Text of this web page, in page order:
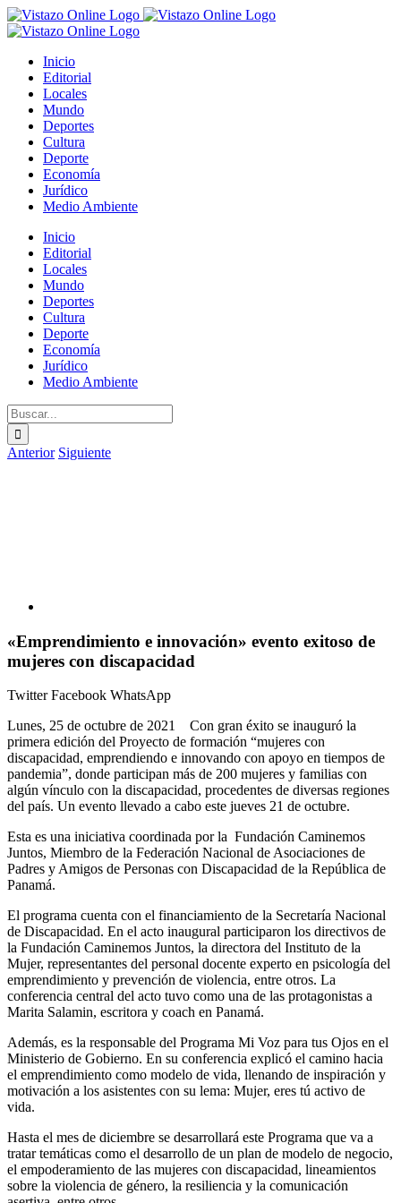
Saltar
al
Inicio
Editorial
Locales
Mundo
Deportes
Cultura
Deporte
Economía
Jurídico
Medio Ambiente
Inicio
Editorial
Locales
Mundo
Deportes
Cultura
Deporte
Economía
Jurídico
Medio Ambiente
Buscar:
Anterior Siguiente
«Emprendimiento e innovación» evento exitoso de
mujeres con discapacidad
TwitterFacebook WhatsApp
Lunes, 25 de octubre de 2021 Con gran éxito se inauguró la
primera edición del Proyecto de formación “mujeres con
discapacidad, emprendiendo e innovando con apoyo en tiempos de
pandemia”, donde participan más de 200 mujeres y familias con
algún vínculo con la discapacidad, procedentes de diversas regiones
del país. Un evento llevado a cabo este jueves 21 de octubre.
Esta es una iniciativa coordinada por la Fundación Caminemos
Juntos, Miembro de la Federación Nacional de Asociaciones de
Padres y Amigos de Personas con Discapacidad de la República de
Panamá.
El programa cuenta con el financiamiento de la Secretaría Nacional
de Discapacidad. En el acto inaugural participaron los directivos de
la Fundación Caminemos Juntos, la directora del Instituto de la
Mujer, representantes del personal docente experto en psicología del
emprendimiento y prevención de violencia, entre otros. La
conferencia central del acto tuvo como una de las protagonistas a
Marita Salamin, escritora y coach en Panamá.
Además, es la responsable del Programa Mi Voz para tus Ojos en el
Ministerio de Gobierno. En su conferencia explicó el camino hacia
el emprendimiento como modelo de vida, llenando de inspiración y
motivación a los asistentes con su lema: Mujer, eres tú activo de
vida.
Hasta el mes de diciembre se desarrollará este Programa que va a
tratar temáticas como el desarrollo de un plan de modelo de negocio,
el empoderamiento de las mujeres con discapacidad, lineamientos
sobre la violencia de género, la resiliencia y la comunicación